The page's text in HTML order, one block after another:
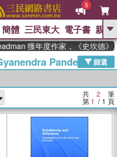
5
GO
搜： 東野圭吾 、 高希均教授回憶錄
The Odyssey 、 父親節 、 如果歷
臺灣漫遊錄、 方念華 、 台灣的李
時代
數學女孩：黎曼猜想 、
的迷走神經
簡體 三民東大 電子書 親子
獲年度作家，《史坎德》
Pandey
篩選
共 2 筆
第 1 / 1 頁